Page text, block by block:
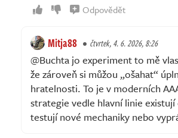
Odpovědět
Mitja88 čtvrtek, 4. 6. 2026, 8:26
@Buchta jo experiment to mě
že zároveň si můžou „ošahat“
hratelnosti. To je v moderních
strategie vedle hlavní linie
testují nové mechaniky nebo